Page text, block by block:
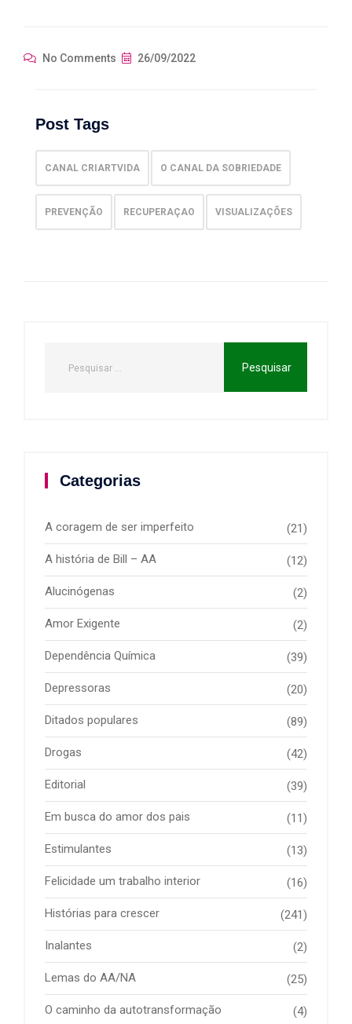
No Comments 26/09/2022
Post Tags
CANAL CRIARTVIDA O CANAL DA SOBRIEDADE
PREVENÇÃO RECUPERAÇAO VISUALIZAÇÕES
Categorias
A coragem de ser imperfeito (21)
A história de Bill – AA (12)
Alucinógenas (2)
Amor Exigente (2)
Dependência Química (39)
Depressoras (20)
Ditados populares (89)
Drogas (42)
Editorial (39)
Em busca do amor dos pais (11)
Estimulantes (13)
Felicidade um trabalho interior (16)
Histórias para crescer (241)
Inalantes (2)
Lemas do AA/NA (25)
O caminho da autotransformação (4)